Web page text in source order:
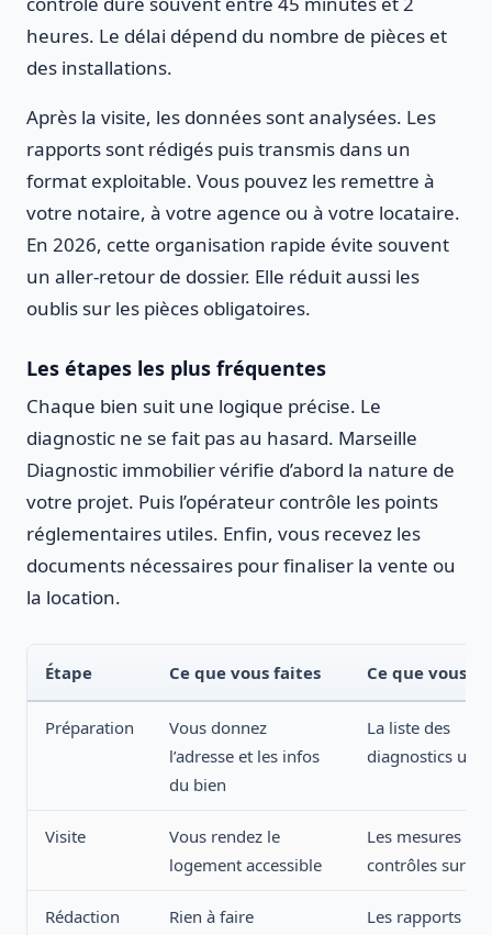
heures. Le délai dépend du nombre de pièces et
des installations.
Après la visite, les données sont analysées. Les
rapports sont rédigés puis transmis dans un
format exploitable. Vous pouvez les remettre à
votre notaire, à votre agence ou à votre locataire.
En 2026, cette organisation rapide évite souvent
un aller-retour de dossier. Elle réduit aussi les
oublis sur les pièces obligatoires.
Les étapes les plus fréquentes
Chaque bien suit une logique précise. Le
diagnostic ne se fait pas au hasard. Marseille
Diagnostic immobilier vérifie d’abord la nature de
votre projet. Puis l’opérateur contrôle les points
réglementaires utiles. Enfin, vous recevez les
documents nécessaires pour finaliser la vente ou
la location.
Étape Ce que vous faites Ce que vous
Préparation
Vous donnez
l’adresse et les infos
du bien
La liste des
diagnostics
Visite
Vous rendez le
logement accessible
Les mesures et
contrôles sur
Rédaction Rien à faire
Les rapports